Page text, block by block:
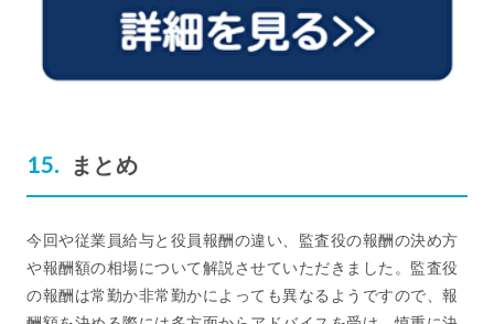
まとめ
今回や従業員給与と役員報酬の違い、監査役の報酬の決め方
や報酬額の相場について解説させていただきました。監査役
の報酬は常勤か非常勤かによっても異なるようですので、報